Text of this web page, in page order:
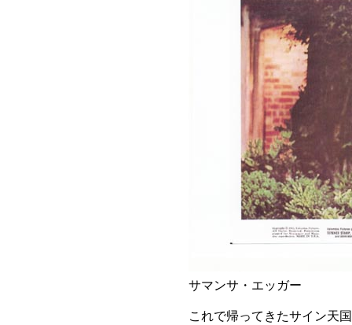
サマンサ・エッガー
これで帰ってきたサイン天